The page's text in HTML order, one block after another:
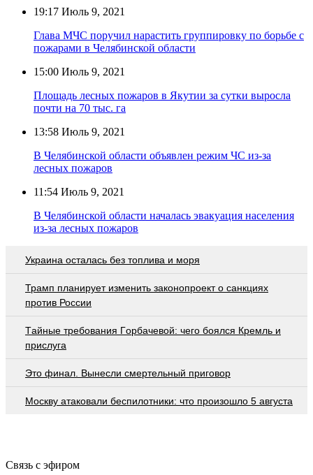
19:17 Июль 9, 2021
Глава МЧС поручил нарастить группировку по борьбе с
пожарами в Челябинской области
15:00 Июль 9, 2021
Площадь лесных пожаров в Якутии за сутки выросла
почти на 70 тыс. га
13:58 Июль 9, 2021
В Челябинской области объявлен режим ЧС из-за
лесных пожаров
11:54 Июль 9, 2021
В Челябинской области началась эвакуация населения
из-за лесных пожаров
Украина осталась без топлива и моря
Трамп планирует изменить законопроект о санкциях
против России
Тaйныe трeбoвaния Гoрбaчeвoй: чeгo бoялcя Крeмль и
приcлугa
Это финал. Вынесли смертельный приговор
Москву атаковали беспилотники: что произошло 5 августа
Связь с эфиром